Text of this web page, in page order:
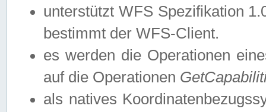
unterstützt WFS Spezifikation
bestimmt der WFS-Client.
es werden die Operationen
auf die Operationen
als natives